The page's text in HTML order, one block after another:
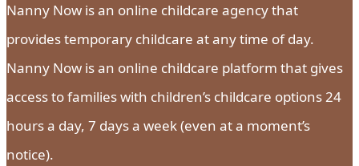
Nanny Now is an online childcare agency that
provides temporary childcare at any time of day.
Nanny Now is an online childcare platform that gives
access to families with children’s childcare options 24
hours a day, 7 days a week (even at a moment’s
notice).